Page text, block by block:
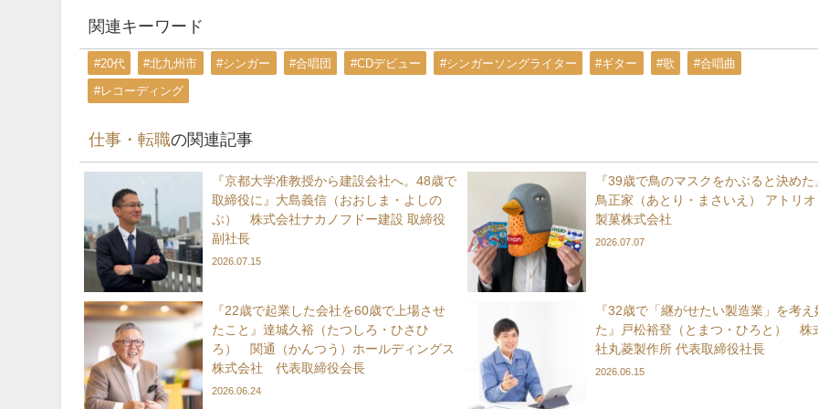
関連キーワード
#20代 #北九州市 #シンガー #合唱団 #CDデビュー #シンガーソングライター #ギター #歌 #合唱曲
#レコーディング
仕事・転職の関連記事
『京都大学准教授から建設会社へ。48歳で
取締役に』大島義信（おおしま・よしの
ぶ） 株式会社ナカノフドー建設 取締役
副社長
2026.07.15
『39歳で鳥のマスクをかぶると決めた
鳥正家（あとり・まさいえ） アトリオ
製菓株式会社
2026.07.07
『22歳で起業した会社を60歳で上場させ
たこと』達城久裕（たつしろ・ひさひ
ろ） 関通（かんつう）ホールディングス
株式会社 代表取締役会長
2026.06.24
『32歳で「継がせたい製造業」を考え
た』戸松裕登（とまつ・ひろと） 株
社丸菱製作所 代表取締役社長
2026.06.15